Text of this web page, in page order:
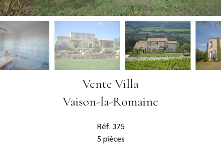
Vente Villa
Vaison-la-Romaine
Réf. 375
5 pièces